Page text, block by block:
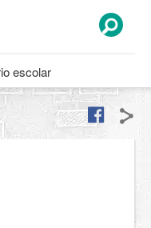
escolar